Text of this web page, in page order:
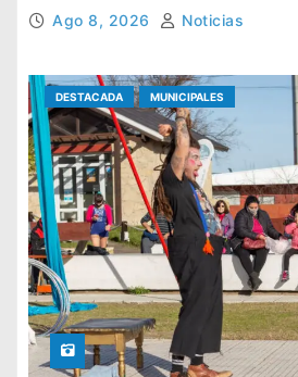
Ago 8, 2026 Noticias
DESTACADA MUNICIPALES